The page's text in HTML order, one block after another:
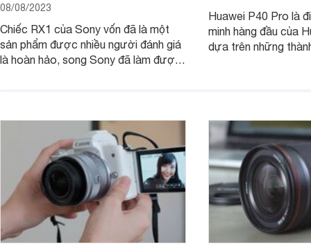
08/08/2023
Chiếc RX1 của Sony vốn đã là một
sản phẩm được nhiều người đánh giá
là hoàn hảo, song Sony đã làm được
xử lý ảnh JPEG.
Huawei P40 Pro là
minh hàng đầu của
dựa trên những
Pro đem đến những